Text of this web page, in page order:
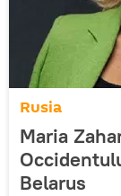
Rusia
Maria
Belarus